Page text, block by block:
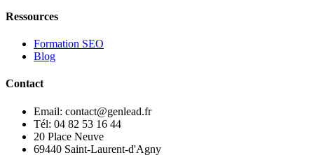
Ressources
Formation SEO
Blog
Contact
Email: contact@genlead.fr
Tél: 04 82 53 16 44
20 Place Neuve
69440 Saint-Laurent-d'Agny